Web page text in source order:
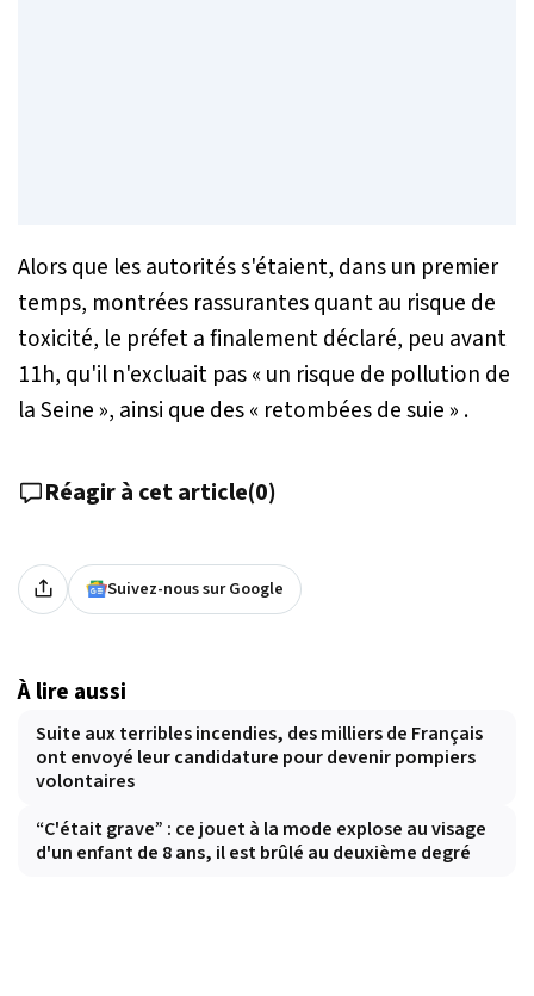
Alors que les autorités s'étaient, dans un premier
temps, montrées rassurantes quant au risque de
toxicité, le préfet a finalement déclaré, peu avant
11h, qu'il n'excluait pas « un risque de pollution de
la Seine », ainsi que des « retombées de suie » .
Réagir à cet article(0)
Suivez-nous sur Google
À lire aussi
Suite aux terribles incendies, des milliers de Français
ont envoyé leur candidature pour devenir pompiers
volontaires
“C'était grave” : ce jouet à la mode explose au visage
d'un enfant de 8 ans, il est brûlé au deuxième degré